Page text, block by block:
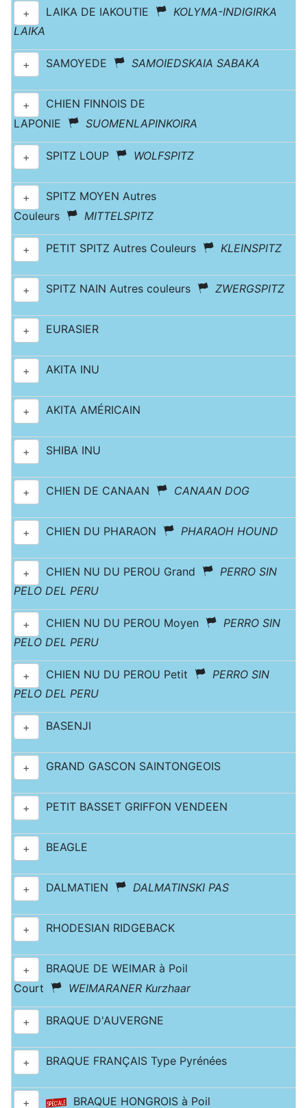
+ LAIKA DE IAKOUTIE
KOLYMA-INDIGIRKA
LAIKA
+ SAMOYEDE SAMOIEDSKAIA SABAKA
+
CHIEN FINNOIS DE
LAPONIE
SUOMENLAPINKOIRA
+ SPITZ LOUP WOLFSPITZ
+
SPITZ MOYEN Autres
Couleurs
MITTELSPITZ
+ PETIT SPITZ Autres Couleurs KLEINSPITZ
+ SPITZ NAIN Autres couleurs ZWERGSPITZ
+ EURASIER
+ AKITA INU
+ AKITA AMÉRICAIN
+ SHIBA INU
+ CHIEN DE CANAAN CANAAN DOG
+ CHIEN DU PHARAON PHARAOH HOUND
+ CHIEN NU DU PEROU Grand
PERRO SIN
PELO DEL PERU
+ CHIEN NU DU PEROU Moyen
PERRO SIN
PELO DEL PERU
+ CHIEN NU DU PEROU Petit
PERRO SIN
PELO DEL PERU
+ BASENJI
+ GRAND GASCON SAINTONGEOIS
+ PETIT BASSET GRIFFON VENDEEN
+ BEAGLE
+ DALMATIEN DALMATINSKI PAS
+ RHODESIAN RIDGEBACK
+
BRAQUE DE WEIMAR à Poil
Court
WEIMARANER Kurzhaar
+ BRAQUE D'AUVERGNE
+ BRAQUE FRANÇAIS Type Pyrénées
+ BRAQUE HONGROIS à Poil